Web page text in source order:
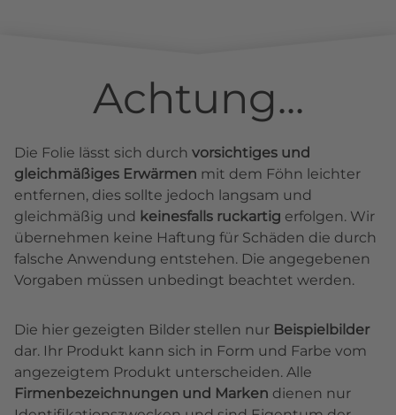
Achtung...
Die Folie lässt sich durch vorsichtiges und
gleichmäßiges Erwärmen mit dem Föhn leichter
entfernen, dies sollte jedoch langsam und
gleichmäßig und keinesfalls ruckartig erfolgen. Wir
übernehmen keine Haftung für Schäden die durch
falsche Anwendung entstehen. Die angegebenen
Vorgaben müssen unbedingt beachtet werden.
Die hier gezeigten Bilder stellen nur Beispielbilder
dar. Ihr Produkt kann sich in Form und Farbe vom
angezeigtem Produkt unterscheiden. Alle
Firmenbezeichnungen und Marken dienen nur